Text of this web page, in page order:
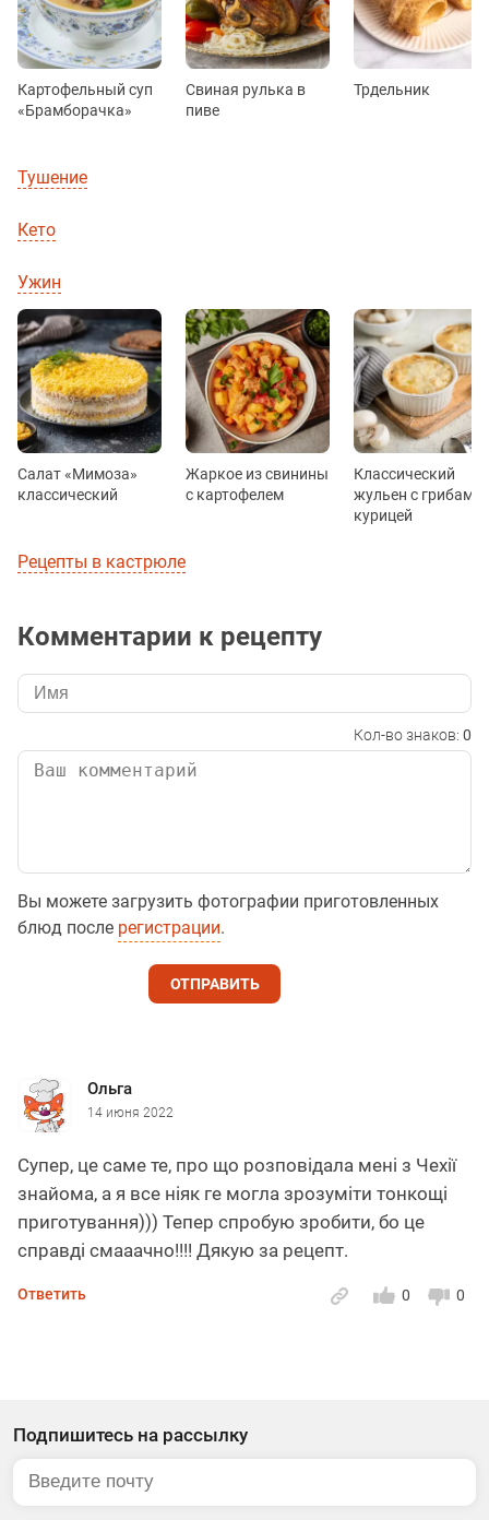
Картофельный суп
«Брамборачка»
Cвиная рулька в
пиве
Трдельник
Тушение
Кето
Ужин
Салат «Мимоза»
классический
Жаркое из свинины
с картофелем
Классический
жульен с грибами
курицей
Рецепты в кастрюле
Комментарии к рецепту
Кол-во знаков: 0
Вы можете загрузить фотографии приготовленных
блюд после регистрации.
ОТПРАВИТЬ
Ольга
14 июня 2022
Супер, це саме те, про що розповідала мені з Чехії
знайома, а я все ніяк ге могла зрозуміти тонкощі
приготування))) Тепер спробую зробити, бо це
справді смааачно!!!! Дякую за рецепт.
0
0
Ответить
Подпишитесь на рассылку